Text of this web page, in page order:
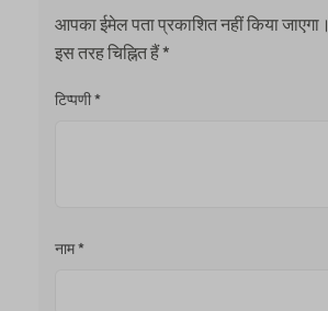
आपका ईमेल पता प्रकाशित नहीं किया जाएगा।
इस तरह चिह्नित हैं*
टिप्पणी*
नाम*